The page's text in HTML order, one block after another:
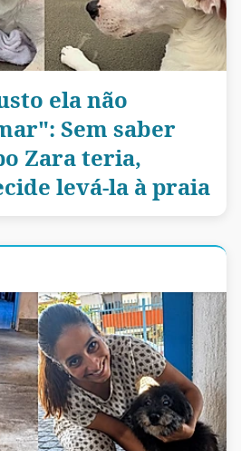
ela não
Sem saber
Zara teria,
levá-la à praia